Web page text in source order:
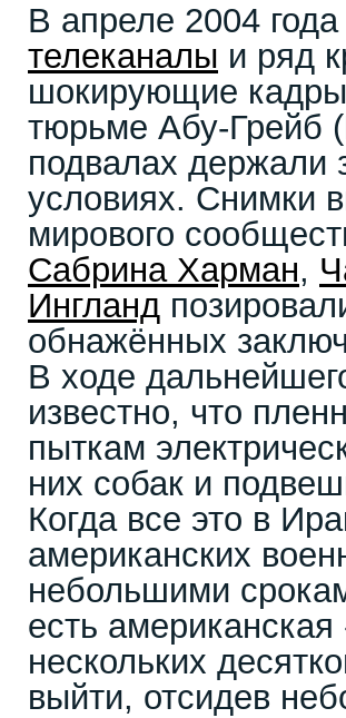
В апреле 2004
телеканалы и ряд
шокирующие
тюрьме Абу-Грейб
подвалах держали
условиях. Снимки
мирового
Сабрина Харман,
Ингланд
обнажённых
В ходе
известно, что
пыткам
них собак и
Когда все это в
американских
небольшими
есть
нескольких
выйти, отсидев